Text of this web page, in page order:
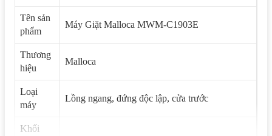
Tên sản
phẩm
Máy Giặt Malloca MWM-C1903E
Thương
hiệu
Malloca
Loại
máy
Lồng ngang, đứng độc lập, cửa trước
Khối